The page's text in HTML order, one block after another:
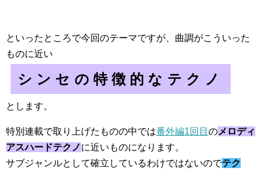
といったところで今回のテーマですが、曲調がこういった
ものに近い
シンセの特徴的なテクノ
とします。
特別連載で取り上げたものの中では番外編1回目 のメロディ
アスハードテクノに近いものになります。
サブジャンルとして確立しているわけではないのでテク